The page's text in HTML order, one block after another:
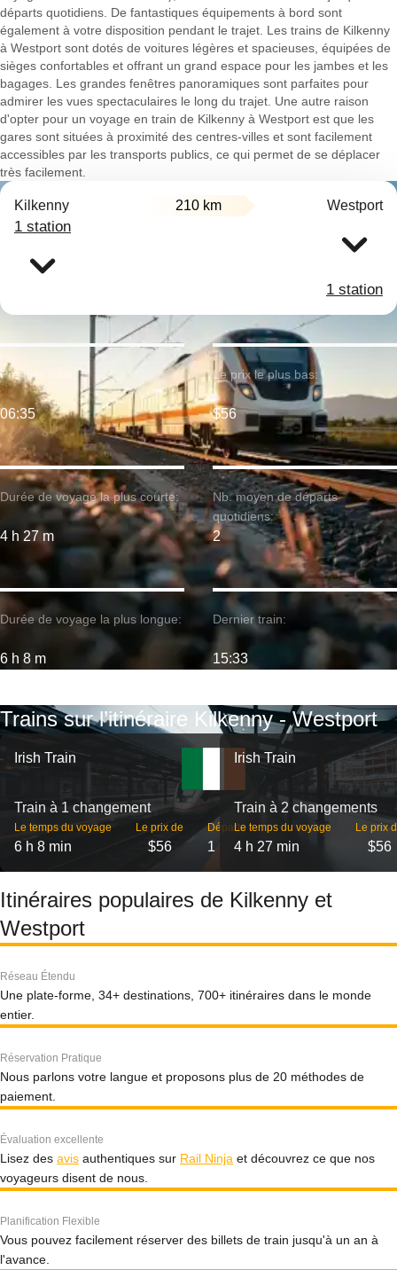
départs quotidiens. De fantastiques équipements à bord sont
également à votre disposition pendant le trajet. Les trains de Kilkenny
à Westport sont dotés de voitures légères et spacieuses, équipées de
sièges confortables et offrant un grand espace pour les jambes et les
bagages. Les grandes fenêtres panoramiques sont parfaites pour
admirer les vues spectaculaires le long du trajet. Une autre raison
d'opter pour un voyage en train de Kilkenny à Westport est que les
gares sont situées à proximité des centres-villes et sont facilement
accessibles par les transports publics, ce qui permet de se déplacer
très facilement.
Kilkenny 210 km Westport
1 station
1 station
Durée de voyage la plus courte:
4 h 27 m
Premier train:
06:35
Durée de voyage la plus longue:
6 h 8 m
Le prix le plus bas:
$56
Nb. moyen de départs
quotidiens:
2
Dernier train:
15:33
Trains sur l’itinéraire Kilkenny - Westport
Irish Train
Train à 1 changement
Le temps du voyage
6 h 8 min
Le prix de
$56
Départs
1
Irish Train
Train à 2 changements
Le temps du voyage
4 h 27 min
Le prix
$56
Itinéraires populaires de Kilkenny et
Westport
Réseau Étendu
Une plate-forme, 34+ destinations, 700+ itinéraires dans le monde
entier.
Réservation Pratique
Nous parlons votre langue et proposons plus de 20 méthodes de
paiement.
Évaluation excellente
Lisez des avis authentiques sur Rail Ninja et découvrez ce que nos
voyageurs disent de nous.
Planification Flexible
Vous pouvez facilement réserver des billets de train jusqu'à un an à
l'avance.